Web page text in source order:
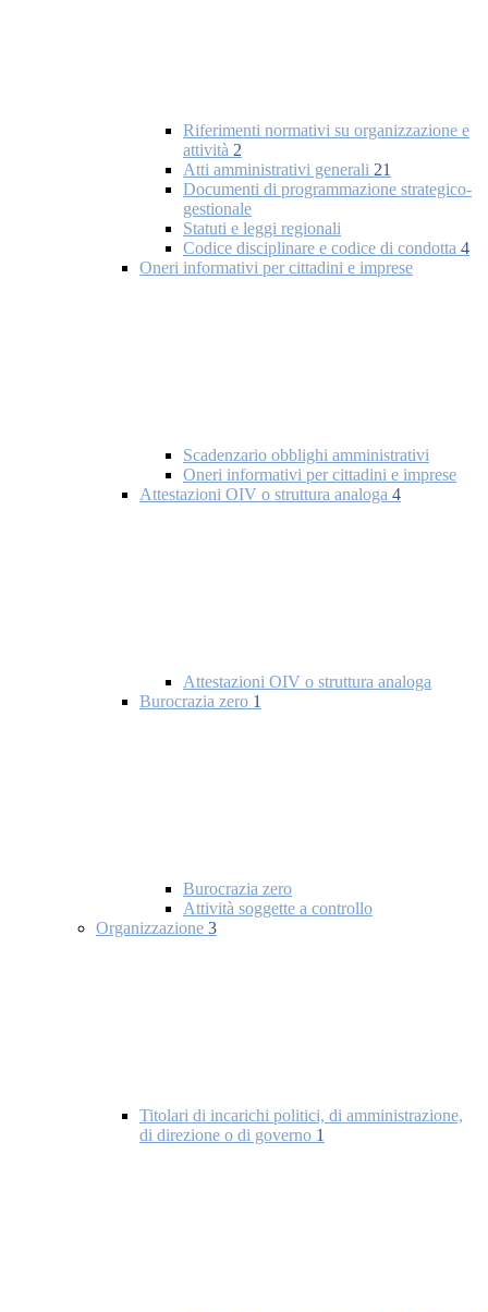
Riferimenti normativi su organizzazione e
attività 2
Atti amministrativi generali 21
Documenti di programmazione strategico-
gestionale
Statuti e leggi regionali
Codice disciplinare e codice di condotta 4
Oneri informativi per cittadini e imprese
Scadenzario obblighi amministrativi
Oneri informativi per cittadini e imprese
Attestazioni OIV o struttura analoga 4
Attestazioni OIV o struttura analoga
Burocrazia zero 1
Burocrazia zero
Attività soggette a controllo
Organizzazione 3
Titolari di incarichi politici, di amministrazione,
di direzione o di governo 1